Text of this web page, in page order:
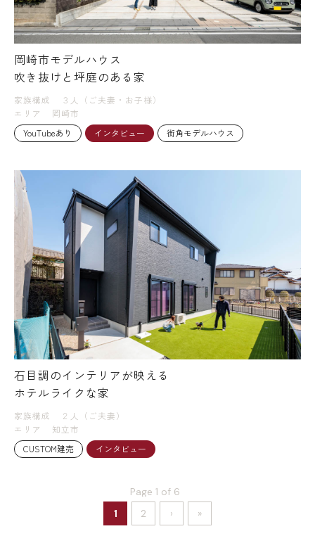
岡崎市モデルハウス
吹き抜けと坪庭のある家
家族構成
３人（ご夫妻・お子様）
エリア
岡崎市
YouTubeあり
インタビュー 街角モデルハウス
石目調のインテリアが映える
ホテルライクな家
家族構成
２人（ご夫妻）
エリア
知立市
CUSTOM建売
インタビュー
Page 1 of 6
1
2 › »